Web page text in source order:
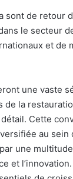
sont de retour
le secteur
et de
une vaste
la
Cette
au sein
une
et